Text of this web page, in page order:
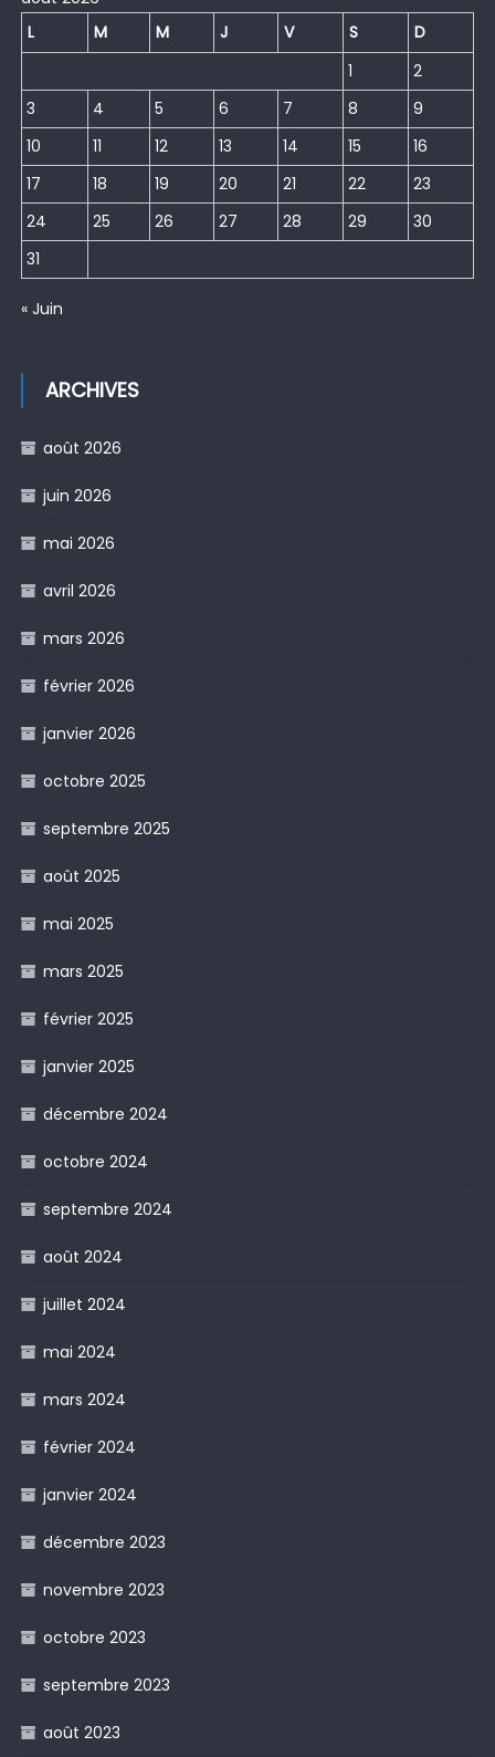
L
M M J V S
D
1
2
3
4 5 6 7 8
9
10
11 12 13 14 15
16
17
18 19 20 21 22
23
24
25 26 27 28 29
30
31
« Juin
ARCHIVES
août 2026
juin 2026
mai 2026
avril 2026
mars 2026
février 2026
janvier 2026
octobre 2025
septembre 2025
août 2025
mai 2025
mars 2025
février 2025
janvier 2025
décembre 2024
octobre 2024
septembre 2024
août 2024
juillet 2024
mai 2024
mars 2024
février 2024
janvier 2024
décembre 2023
novembre 2023
octobre 2023
septembre 2023
août 2023